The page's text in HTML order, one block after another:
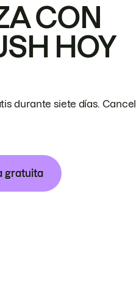
CON
HOY
durante siete días.
gratuita